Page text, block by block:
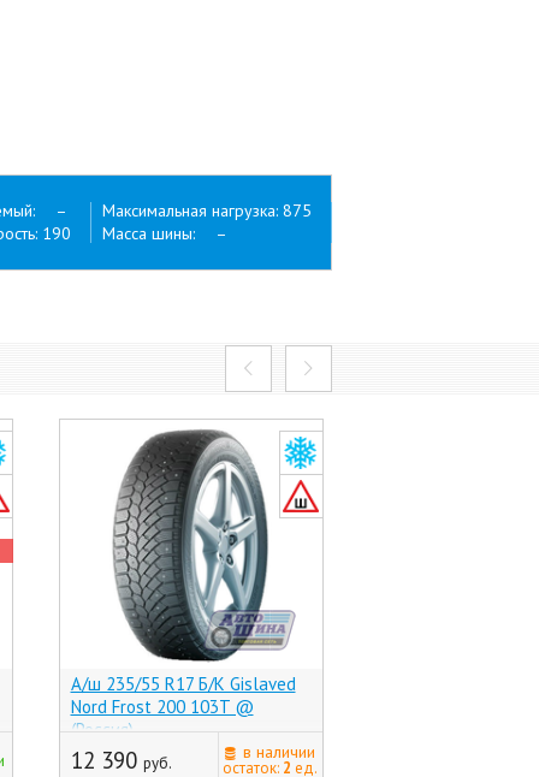
–
190
Максимальная нагрузка: 875
Масса шины: –
А/ш 235/55 R17 Б/К Gislaved
Nord Frost 200 103T @
(Россия)
12 390 руб.
в наличии
остаток: 2 ед.